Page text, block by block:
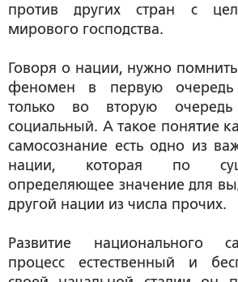
против других стран с
мирового господства.
Говоря о нации, нужно
феномен в первую очередь
только во вторую
социальный. А такое понятие
самосознание есть одно из
нации, которая по
определяющее значение для
другой нации из числа прочих.
Развитие национального
процесс естественный и